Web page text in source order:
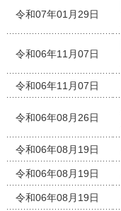
令和07年01月29日
令和06年11月07日
令和06年11月07日
令和06年08月26日
令和06年08月19日
令和06年08月19日
令和06年08月19日